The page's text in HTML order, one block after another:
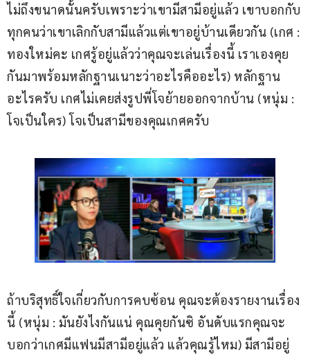
ไม่ถึงขนาดนั้นครับเพราะว่าเขามีสามีอยู่แล้ว เขาบอกกับ
ทุกคนว่าเขาเลิกกับสามีแล้วแต่เขาอยู่บ้านเดียวกัน (เกศ :
ทองใหม่คะ เกศรู้อยู่แล้วว่าคุณจะเล่นเรื่องนี้ เราเองคุย
กันมาพร้อมหลักฐานเนาะว่าอะไรคืออะไร) หลักฐาน
อะไรครับ เกศไม่เคยส่งรูปพี่โจย้ายออกจากบ้าน (หนุ่ม :
โจเป็นใคร) โจเป็นสามีของคุณเกศครับ
ถ้าบริสุทธิ์ใจเกี่ยวกับการคบซ้อน คุณจะต้องรายงานเรื่อง
นี้ (หนุ่ม : มันยังไงกันแน่ คุณคุยกันซิ อันดับแรกคุณจะ
บอกว่าเกศมีแฟนมีสามีอยู่แล้ว แล้วคุณรู้ไหม) มีสามีอยู่